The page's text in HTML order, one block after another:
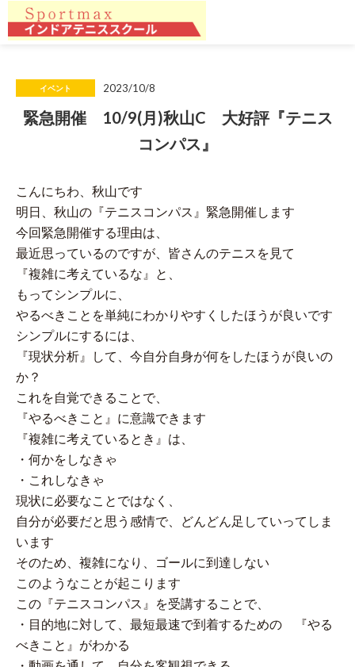
イベント 2023/10/8
緊急開催 10/9(月)秋山C 大好評『テニス
コンパス』
こんにちわ、秋山です
明日、秋山の『テニスコンパス』緊急開催します
今回緊急開催する理由は、
最近思っているのですが、皆さんのテニスを見て
『複雑に考えているな』と、
もってシンプルに、
やるべきことを単純にわかりやすくしたほうが良いです
シンプルにするには、
『現状分析』して、今自分自身が何をしたほうが良いの
か？
これを自覚できることで、
『やるべきこと』に意識できます
『複雑に考えているとき』は、
・何かをしなきゃ
・これしなきゃ
現状に必要なことではなく、
自分が必要だと思う感情で、どんどん足していってしま
います
そのため、複雑になり、ゴールに到達しない
このようなことが起こります
この『テニスコンパス』を受講することで、
・目的地に対して、最短最速で到着するための 『やる
べきこと』がわかる